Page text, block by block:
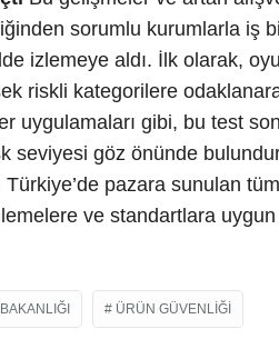
sorumlu kurumlarla iş
izlemeye aldı. İlk olarak,
riskli kategorilere
uygulamaları gibi, bu test
seviyesi göz önünde
pazara sunulan
ve standartlara
ÜRÜN GÜVENLIĞI